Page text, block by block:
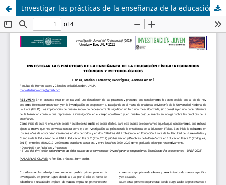
Investigar las prácticas de la enseñanza de la educación física: Recorridos teóricos y metodológicos